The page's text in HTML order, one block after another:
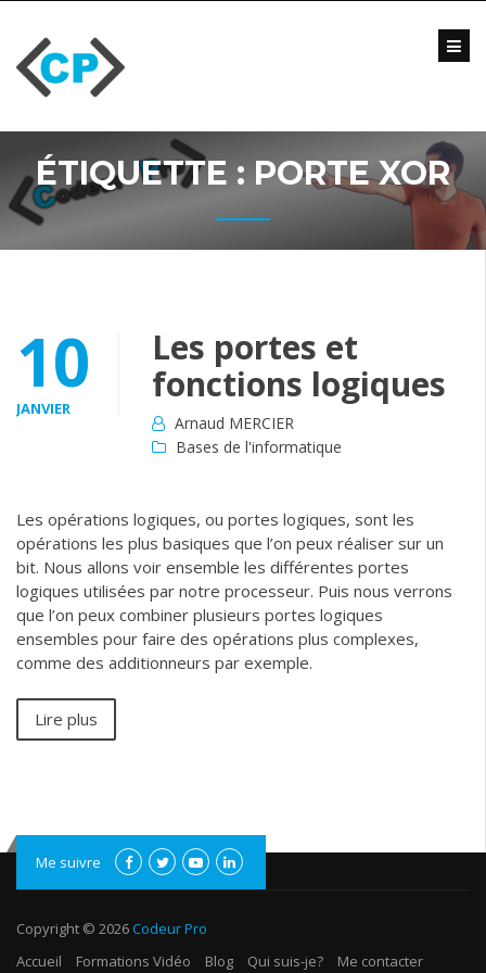
Blog
Vidéo
Formations
Entreprise
Me
contacter
content
ÉTIQUETTE : PORTE XOR
10
JANVIER
Les portes et
fonctions logiques
Arnaud MERCIER
Bases de l'informatique
Les opérations logiques, ou portes logiques, sont les
opérations les plus basiques que l’on peux réaliser sur un
bit. Nous allons voir ensemble les différentes portes
logiques utilisées par notre processeur. Puis nous verrons
que l’on peux combiner plusieurs portes logiques
ensembles pour faire des opérations plus complexes,
comme des additionneurs par exemple.
Lire plus
Me suivre
Copyright © 2026Codeur Pro
Accueil
Formations Vidéo Blog Qui suis-je? Me contacter